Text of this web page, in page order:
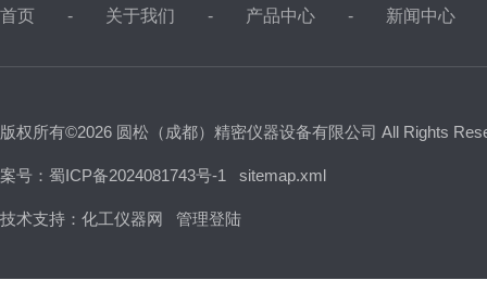
首页 关于我们 产品中心 新闻中心
版权所有©2026 圆松（成都）精密仪器设备有限公司 All Rights
案号：蜀ICP备2024081743号-1 sitemap.xml
技术支持： 化工仪器网 管理登陆